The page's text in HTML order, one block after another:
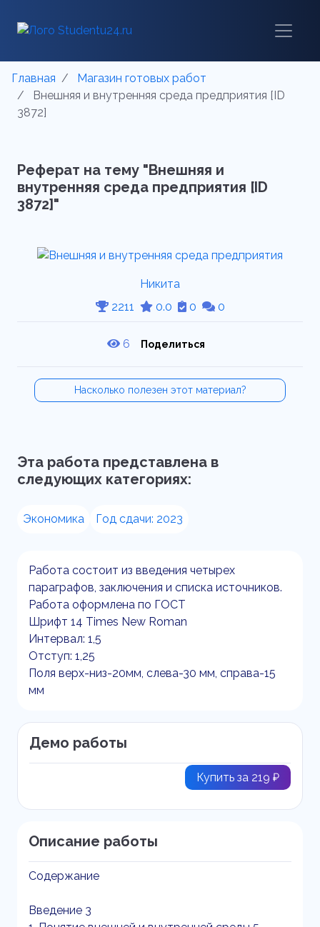
Главная
Магазин готовых работ
Внешняя и внутренняя среда предприятия [ID
3872]
Реферат на тему "Внешняя и
внутренняя среда предприятия [ID
3872]"
Никита
2211
0.0 0 0
6 Поделиться
Насколько полезен этот материал?
Эта работа представлена в
следующих категориях:
Экономика Год сдачи: 2023
Работа состоит из введения четырех
параграфов, заключения и списка источников.
Работа оформлена по ГОСТ
Шрифт 14 Times New Roman
Интервал: 1,5
Отступ: 1,25
Поля верх-низ-20мм, слева-30 мм, справа-15
мм
Демо работы
Купить за 219 ₽
Описание работы
Содержание
Введение 3